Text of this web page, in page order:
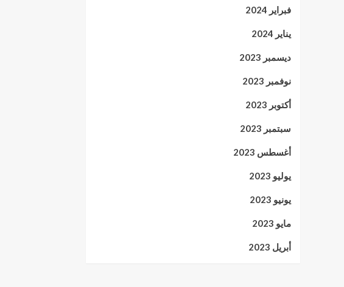
فبراير 2024
يناير 2024
ديسمبر 2023
نوفمبر 2023
أكتوبر 2023
سبتمبر 2023
أغسطس 2023
يوليو 2023
يونيو 2023
مايو 2023
أبريل 2023